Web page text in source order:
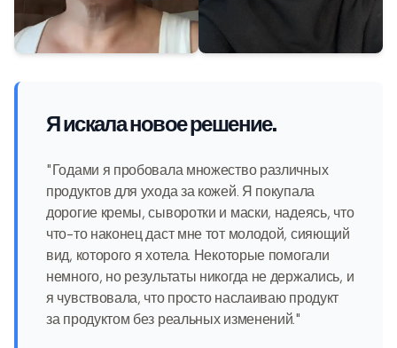
Я искала новое решение.
"Годами я пробовала множество различных
продуктов для ухода за кожей. Я покупала
дорогие кремы, сыворотки и маски, надеясь, что
что-то наконец даст мне тот молодой, сияющий
вид, которого я хотела. Некоторые помогали
немного, но результаты никогда не держались, и
я чувствовала, что просто наслаиваю продукт
за продуктом без реальных изменений."